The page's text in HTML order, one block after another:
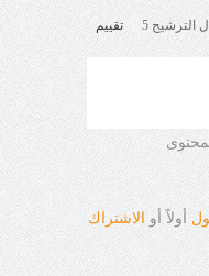
تقييم
أولاً أو
الاشتراك